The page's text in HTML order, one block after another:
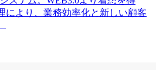
により、業務効率化と新しい顧客